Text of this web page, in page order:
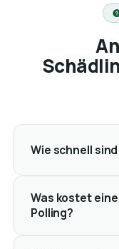
Wie schnell
Was kostet
Polling?